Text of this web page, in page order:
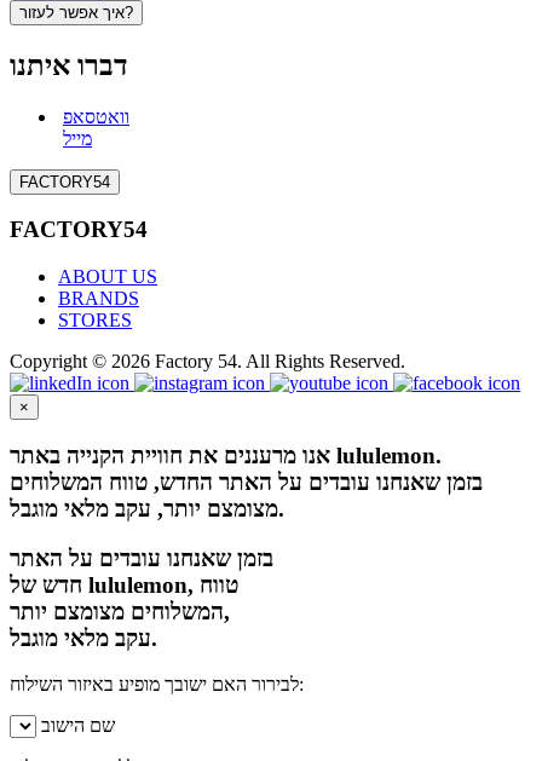
איך אפשר לעזור?
דברו איתנו
וואטסאפ
מייל
FACTORY54
FACTORY54
ABOUT US
BRANDS
STORES
Copyright © 2026 Factory 54. All Rights Reserved.
×
אנו מרעננים את חוויית הקנייה באתר lululemon.
בזמן שאנחנו עובדים על האתר החדש, טווח המשלוחים
מצומצם יותר, עקב מלאי מוגבל.
בזמן שאנחנו עובדים על האתר
חדש של lululemon, טווח
המשלוחים מצומצם יותר,
עקב מלאי מוגבל.
לבירור האם ישובך מופיע באיזור השילוח:
שם הישוב